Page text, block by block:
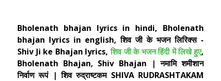
Bholenath bhajan lyrics in hindi, Bholenath
bhajan lyrics in english, शिव जी के भजन लिरिक्स -
Shiv Ji ke Bhajan lyrics,शिव जी के भजन हिंदी में लिखे हुए,
Bholenath Bhajan, Shiv Bhajan | नमामि शमीशान
निर्वाण रूपं | शिव रुद्राष्टकम SHIVA RUDRASHTAKAM